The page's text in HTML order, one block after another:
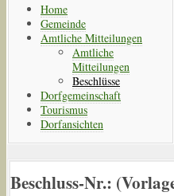
Home
Gemeinde
Amtliche Mitteilungen
Amtliche
Mitteilungen
Beschlüsse
Dorfgemeinschaft
Tourismus
Dorfansichten
Beschluss-Nr.: